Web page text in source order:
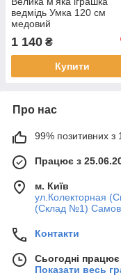
ведмідь Умка 120 см
медовий
1 140 ₴
Купити
Про нас
99% позитивних з
Працює з
м. Київ
ул.Колекторная
(Склад №1)
Контакти
Сьогодні
Показати весь